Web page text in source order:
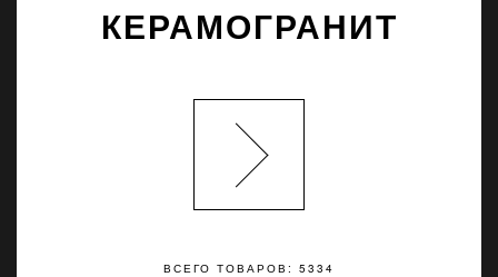
ВСЕГО ТОВАРОВ: 5334
КЕРАМОГРАНИТ